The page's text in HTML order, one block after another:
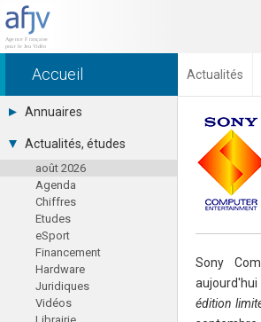
Accueil Actualités
Annuaires
Toutes les sociétés (691)
Studios (418)
Editeurs (49)
Distributeurs (16)
Hard. / Accessoires (10)
Middlewares (15)
Prestataires (99)
Assoc. / Syndicats (21)
Formations / Ecoles (46)
Presse spécialisée (17)
Actualités, études
août 2026
Agenda
Chiffres
Etudes
eSport
Financement
Hardware
Juridiques
Vidéos
Sony
édition